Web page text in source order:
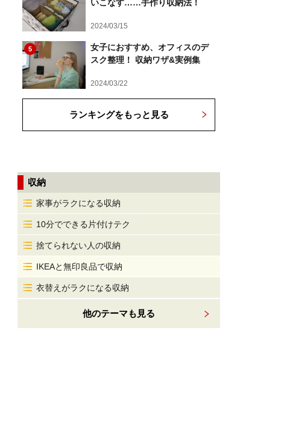
いこなす……手作り収納法！
2024/03/15
5
女子におすすめ、オフィスのデ
スク整理！ 収納ワザ&実例集
2024/03/22
ランキングをもっと見る
収納
家事がラクになる収納
10分でできる片付けテク
捨てられない人の収納
IKEAと無印良品で収納
衣替えがラクになる収納
他のテーマも見る